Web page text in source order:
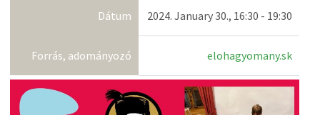
Dátum 2024. January 30., 16:30 - 19:30
Forrás, adományozó elohagyomany.sk